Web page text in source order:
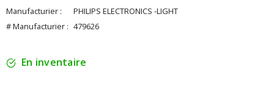
Manufacturier :
PHILIPS ELECTRONICS -LIGHT
# Manufacturier : 479626
En inventaire